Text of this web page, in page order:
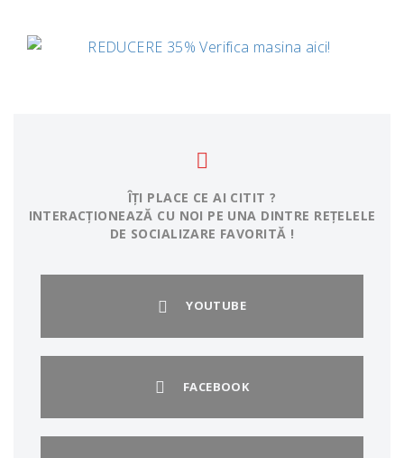
ÎȚI PLACE CE AI CITIT ?
INTERACȚIONEAZĂ CU NOI PE UNA DINTRE REȚELELE
DE SOCIALIZARE FAVORITĂ !
YOUTUBE
FACEBOOK